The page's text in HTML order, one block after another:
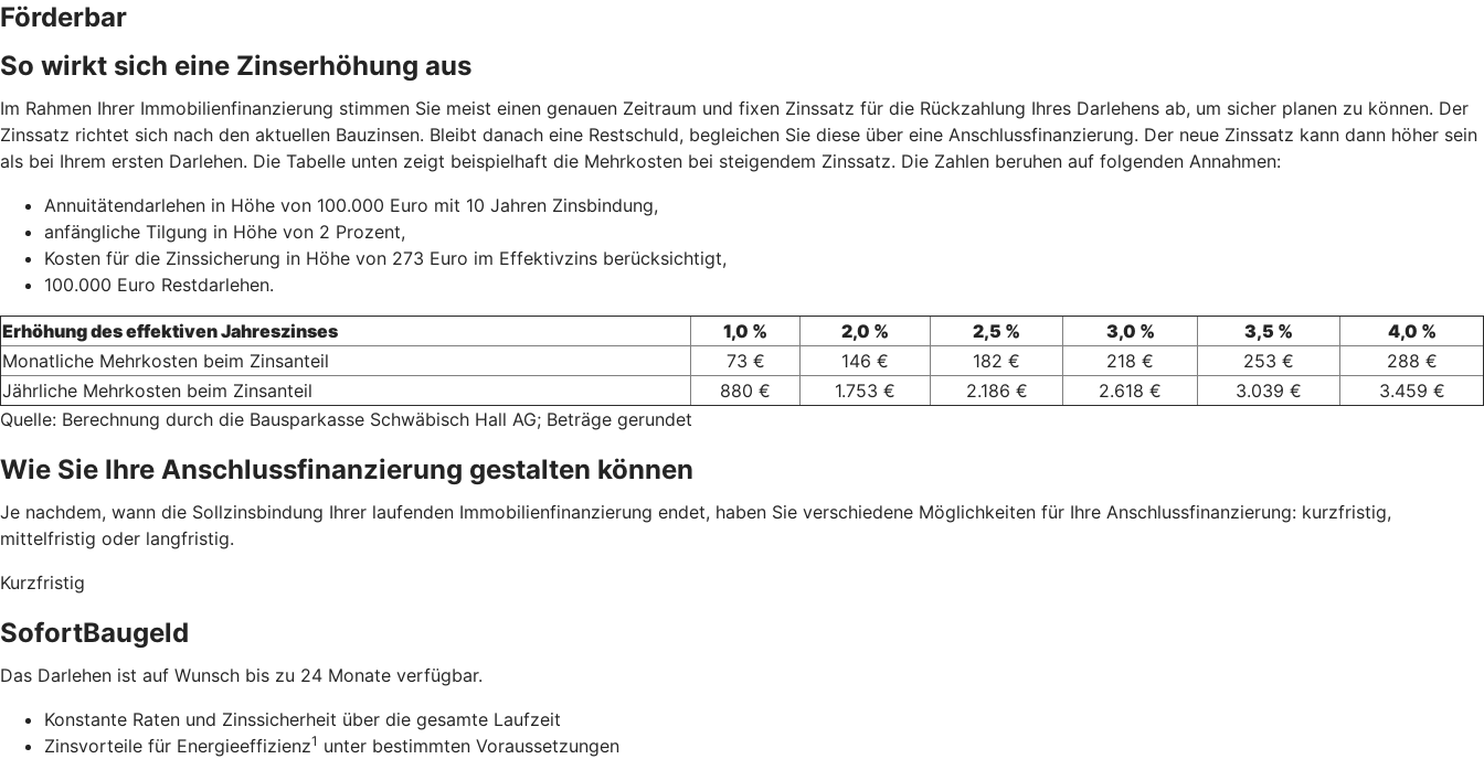
Förderbar
So wirkt sich eine Zinserhöhung aus
Im Rahmen Ihrer Immobilienfinanzierung stimmen Sie meist einen genauen Zeitraum und fixen Zinssatz für die Rückzahlung Ihres Darlehens ab, um sicher planen zu können. Der
Zinssatz richtet sich nach den aktuellen Bauzinsen. Bleibt danach eine Restschuld, begleichen Sie diese über eine Anschlussfinanzierung. Der neue Zinssatz kann dann höher sein
als bei Ihrem ersten Darlehen. Die Tabelle unten zeigt beispielhaft die Mehrkosten bei steigendem Zinssatz. Die Zahlen beruhen auf folgenden Annahmen:
Annuitätendarlehen in Höhe von 100.000 Euro mit 10 Jahren Zinsbindung,
anfängliche Tilgung in Höhe von 2 Prozent,
Kosten für die Zinssicherung in Höhe von 273 Euro im Effektivzins berücksichtigt,
100.000 Euro Restdarlehen.
Erhöhung des effektiven Jahreszinses 1,0 % 2,0 % 2,5 % 3,0 % 3,5 %
4,0 %
Monatliche Mehrkosten beim Zinsanteil
73 € 146 € 182 € 218 € 253 €
288 €
Jährliche Mehrkosten beim Zinsanteil
880 € 1.753 € 2.186 € 2.618 € 3.039 €
3.459 €
Quelle: Berechnung durch die Bausparkasse Schwäbisch Hall AG; Beträge gerundet
Wie Sie Ihre Anschlussfinanzierung gestalten können
Je nachdem, wann die Sollzinsbindung Ihrer laufenden Immobilienfinanzierung endet, haben Sie verschiedene Möglichkeiten für Ihre Anschlussfinanzierung: kurzfristig,
mittelfristig oder langfristig.
Kurzfristig
SofortBaugeld
Das Darlehen ist auf Wunsch bis zu 24 Monate verfügbar.
Konstante Raten und Zinssicherheit über die gesamte Laufzeit
Zinsvorteile für Energieeffizienz1 unter bestimmten Voraussetzungen